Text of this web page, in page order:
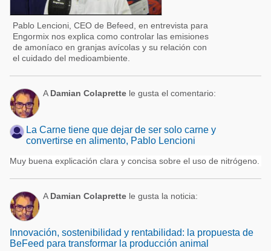
Pablo Lencioni, CEO de Befeed, en entrevista para
Engormix nos explica como controlar las emisiones
de amoníaco en granjas avícolas y su relación con
el cuidado del medioambiente.
A Damian Colaprette le gusta el comentario:
La Carne tiene que dejar de ser solo carne y
convertirse en alimento, Pablo Lencioni
Muy buena explicación clara y concisa sobre el uso de nitrógeno.
A Damian Colaprette le gusta la noticia:
Innovación, sostenibilidad y rentabilidad: la propuesta de
BeFeed para transformar la producción animal